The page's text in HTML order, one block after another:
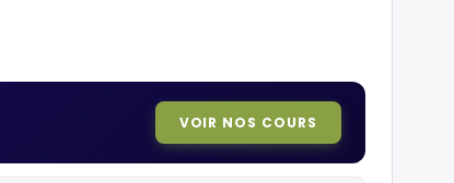
VOIR NOS COURS